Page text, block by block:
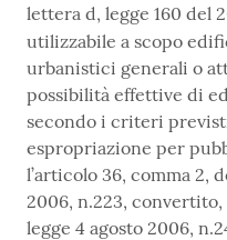
lettera d, legge 160 del
utilizzabile a scopo
urbanistici generali o
possibilità effettive di
secondo i criteri
espropriazione per
l’articolo 36, comma 2,
2006, n.223,
legge 4 agosto 2006,